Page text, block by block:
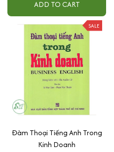
ADD TO CART
SALE
Đàm Thoại Tiếng Anh Trong
Kinh Doanh